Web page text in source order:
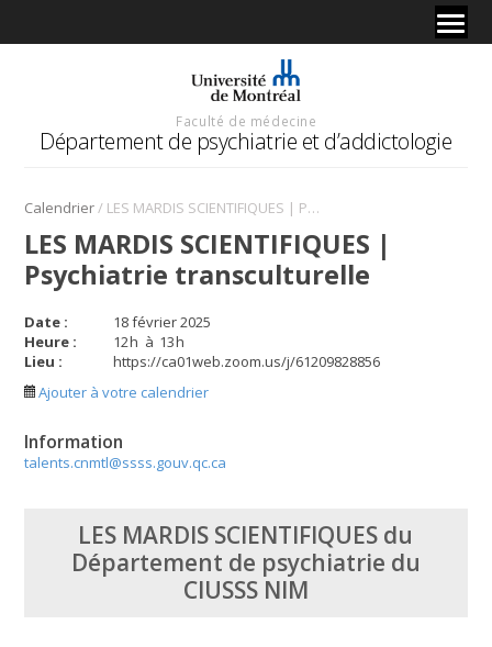
Faculté de médecine
Département de psychiatrie et d’addictologie
Calendrier/ LES MARDIS SCIENTIFIQUES | Psychiatrie transculturelle
LES MARDIS SCIENTIFIQUES |
Psychiatrie transculturelle
Date :
18 février 2025
Heure :
12h à 13h
Lieu :
https://ca01web.zoom.us/j/61209828856
Ajouter à votre calendrier
Information
talents.cnmtl@ssss.gouv.qc.ca
LES MARDIS SCIENTIFIQUES du
Département de psychiatrie du
CIUSSS NIM